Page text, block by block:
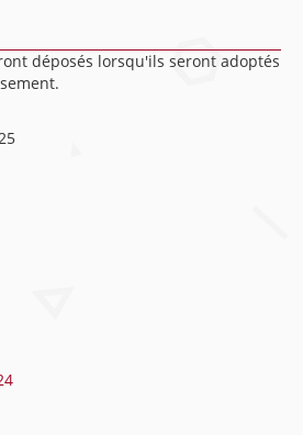
déposés lorsqu'ils seront adoptés